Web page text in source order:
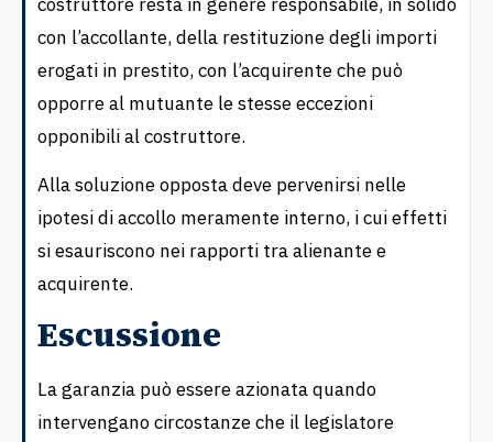
con l’accollante, della restituzione degli importi
erogati in prestito, con l’acquirente che può
opporre al mutuante le stesse eccezioni
opponibili al costruttore.
Alla soluzione opposta deve pervenirsi nelle
ipotesi di accollo meramente interno, i cui effetti
si esauriscono nei rapporti tra alienante e
acquirente.
Escussione
La garanzia può essere azionata quando
intervengano circostanze che il legislatore